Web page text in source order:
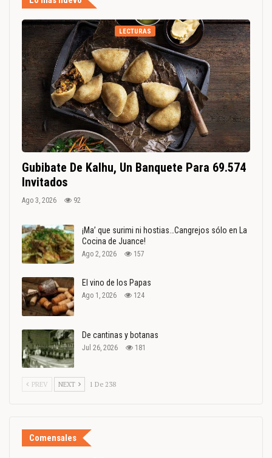
LECTURAS
Gubibate De Kalhu, Un Banquete Para 69.574
Invitados
Ago 3, 2026 92
¡Ma’ que surimi ni hostias…Cangrejos sólo en La
Cocina de Juance!
Ago 2, 2026 157
El vino de los Papas
Ago 1, 2026 124
De cantinas y botanas
Jul 26, 2026 181
PREV NEXT 1 De 238
Comensales